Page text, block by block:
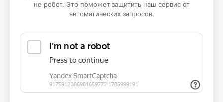
не робот. Это поможет защитить наш сервис от
автоматических запросов.